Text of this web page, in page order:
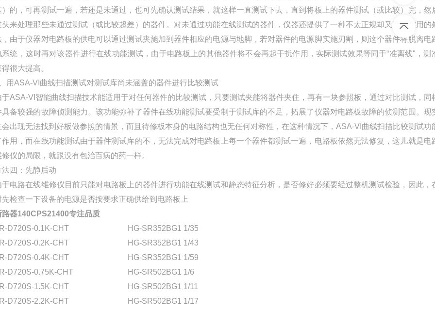
）的，可再测试一遍，若还是未通过，也可先确认测试结果，就这样一直测试下去，直到将板上的器件测试（或比较）完，然
头来处理那些未通过测试（或比较超差）的器件。对未通过功能在线测试的器件，仪器还提供了一种不太正规却又比较实用的
，由于仪器对电路板的供电可以通过测试夹施加到器件相应的电源与地脚，若对器件的电源脚实施刃割，则这个器件将脱离电
系统，这时再对该器件进行在线功能测试，由于电路板上的其他器件将不会再起干扰作用，实际测试效果等同于“准离线"，测
得很大提高。
用ASA-VI曲线扫描测试对测试库尚未涵盖的器件进行比较测试
于ASA-VI智能曲线扫描技术能适用于对任何器件的比较测试，只要测试夹能将器件夹住，再有一块参照板，通过对比测试，同
具备较强的故障侦测能力。该功能弥补了器件在线功能测试要受制于测试库的不足，拓展了仪器对电路板故障的侦测范围。现
会出现无法找到好板做参照的情景，而且待修板本身的电路结构也无任何对称性，在这种情况下，ASA-VI曲线扫描比较测试功
作用，而在线功能测试由于器件测试库的不，无法完成对电路板上每一个器件都测试一遍，电路板依然无法修复，这儿就是电
修仪的局限，就跟没有包治百病的药一样。
法四：先静后动
于电路在线维修仪目前只能对电路板上的器件进行功能在线测试和静态特征分析，是否修好必须要经过整机测试检验，因此，
先检查一下设备的电源是否按要求正确供给到电路板上
路器140CPS21400专注品质
D720S-0.1K-CHT
HG-SR352BG1 1/35
D720S-0.2K-CHT
HG-SR352BG1 1/43
D720S-0.4K-CHT
HG-SR352BG1 1/59
D720S-0.75K-CHT
HG-SR502BG1 1/6
D720S-1.5K-CHT
HG-SR502BG1 1/11
D720S-2.2K-CHT
HG-SR502BG1 1/17